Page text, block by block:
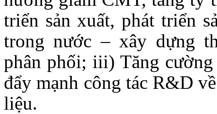
triển sản xuất, phát triển
trong nước – xây dựng
phân phối; iii) Tăng
đẩy mạnh công tác R&D
liệu.